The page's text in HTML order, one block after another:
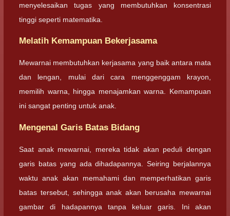
menyelesaikan tugas yang membutuhkan konsentrasi
tinggi seperti matematika.
Melatih Kemampuan Bekerjasama
Mewarnai membutuhkan kerjasama yang baik antara mata
dan lengan, mulai dari cara menggenggam krayon,
memilih warna, hingga menajamkan warna. Kemampuan
ini sangat penting untuk anak.
Mengenal Garis Batas Bidang
Saat anak mewarnai, mereka tidak akan peduli dengan
garis batas yang ada dihadapannya. Seiring berjalannya
waktu anak akan memahami dan memperhatikan garis
batas tersebut, sehingga anak akan berusaha mewarnai
gambar di hadapannya tanpa keluar garis. Ini akan